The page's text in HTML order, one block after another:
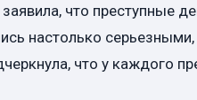
что преступные
настолько
что у каждого